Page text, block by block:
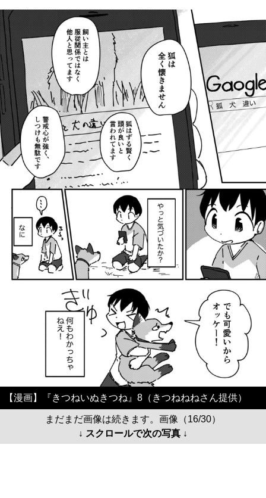
【漫画】『きつねいぬきつね』8（きつねねねさん提供）
まだまだ画像は続きます。画像（16/30）
↓ スクロールで次の写真 ↓